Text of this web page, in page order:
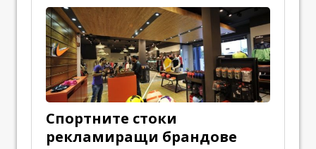
Спортните стоки
рекламиращи брандове